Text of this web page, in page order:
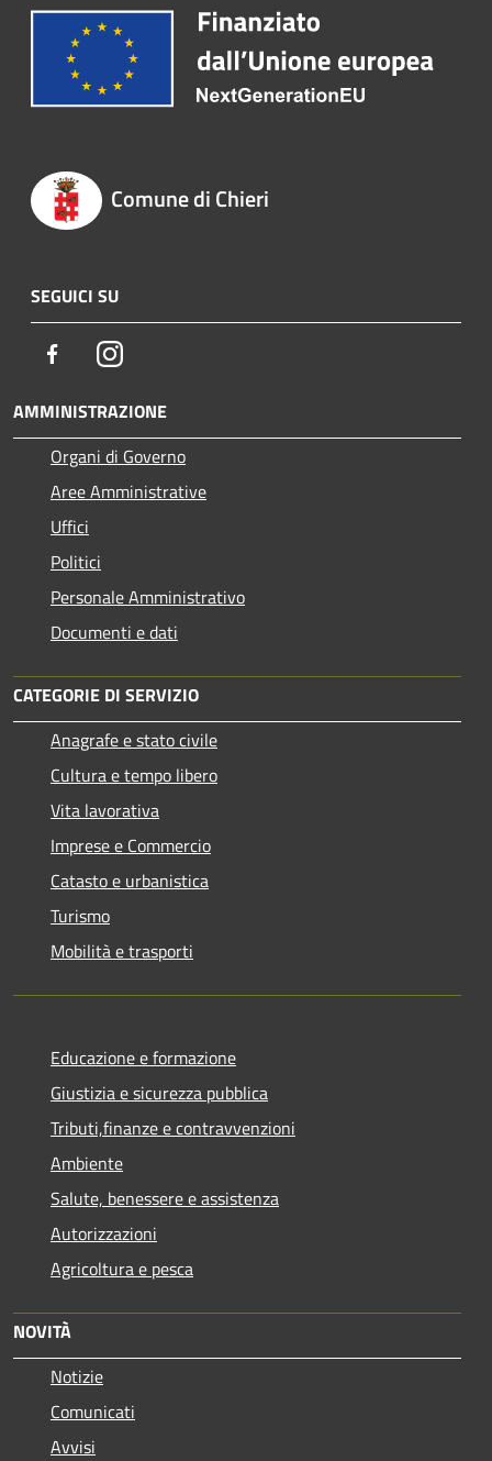
Comune di Chieri
SEGUICI SU
FacebookInstagram
AMMINISTRAZIONE
Organi di Governo
Aree Amministrative
Uffici
Politici
Personale Amministrativo
Documenti e dati
CATEGORIE DI SERVIZIO
Anagrafe e stato civile
Cultura e tempo libero
Vita lavorativa
Imprese e Commercio
Catasto e urbanistica
Turismo
Mobilità e trasporti
Educazione e formazione
Giustizia e sicurezza pubblica
Tributi,finanze e contravvenzioni
Ambiente
Salute, benessere e assistenza
Autorizzazioni
Agricoltura e pesca
NOVITÀ
Notizie
Comunicati
Avvisi